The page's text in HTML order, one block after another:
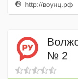
http://воунц.рф
№ 2